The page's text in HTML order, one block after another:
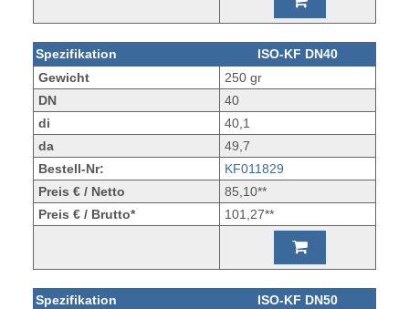
Spezifikation
ISO-KF DN40
Gewicht
250 gr
DN
40
di
40,1
da
49,7
Bestell-Nr:
KF011829
Preis € / Netto
85,10**
Preis € / Brutto*
101,27**
Spezifikation
ISO-KF DN50